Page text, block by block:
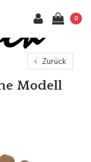
0
Zurück
Modell